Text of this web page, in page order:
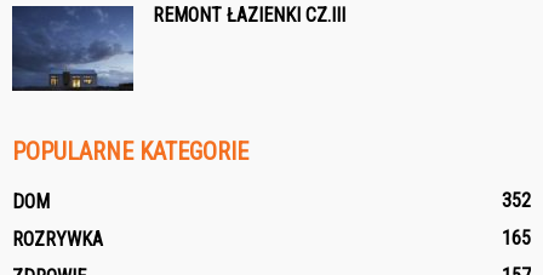
REMONT ŁAZIENKI CZ.III
POPULARNE KATEGORIE
DOM
352
ROZRYWKA
165